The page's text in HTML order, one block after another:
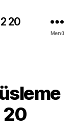
20
Menü
20